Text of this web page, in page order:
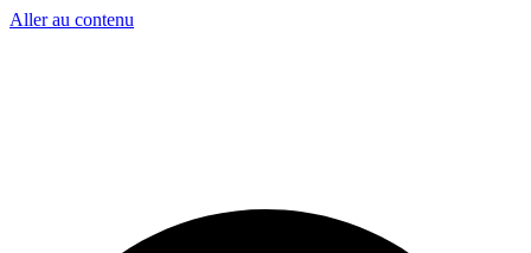
Aller au contenu